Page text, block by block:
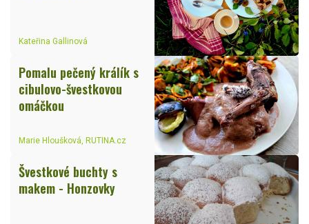
Kateřina Gallinová
Pomalu pečený králík s
cibulovo-švestkovou
omáčkou
Marie Hloušková, RUTINA.cz
Švestkové buchty s
makem - Honzovky